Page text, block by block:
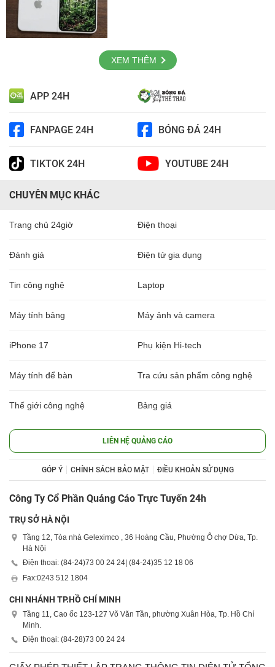
XEM THÊM
APP 24H
FANPAGE 24H BÓNG ĐÁ 24H
TIKTOK 24H YOUTUBE 24H
CHUYÊN MỤC KHÁC
Trang chủ 24giờ Điện thoại
Đánh giá Điện tử gia dụng
Tin công nghệ Laptop
Máy tính bảng Máy ảnh và camera
iPhone 17 Phụ kiện Hi-tech
Máy tính để bàn Tra cứu sản phẩm công nghệ
Thế giới công nghệ Bảng giá
LIÊN HỆ QUẢNG CÁO
GÓP Ý CHÍNH SÁCH BẢO MẬT ĐIỀU KHOẢN SỬ DỤNG
Công Ty Cổ Phần Quảng Cáo Trực Tuyến 24h
TRỤ SỞ HÀ NỘI
Tầng 12, Tòa nhà Geleximco , 36 Hoàng Cầu, Phường Ô chợ Dừa, Tp.
Hà Nội
Điện thoại: (84-24)73 00 24 24 | (84-24)35 12 18 06
Fax:0243 512 1804
CHI NHÁNH TP.HỒ CHÍ MINH
Tầng 11, Cao ốc 123-127 Võ Văn Tần, phường Xuân Hòa, Tp. Hồ Chí
Minh.
Điện thoại: (84-28)73 00 24 24